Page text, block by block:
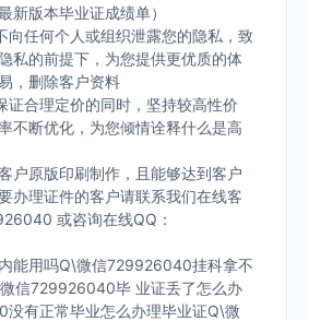
新版本毕业证成绩单）
向任何个人或组织泄露您的隐私，致
私的前提下，为您提供更优质的体
，删除客户资料
证合理定价的同时，坚持较高性价
不断优化，为您倾情诠释什么是高
户原版印刷制作，且能够达到客户
办理证件的客户请联系我们在线客
或咨询在线QQ：
能用吗Q\微信729926040挂科拿不
信729926040毕 业证丢了怎么办
有正常毕业怎么办理毕业证Q\微